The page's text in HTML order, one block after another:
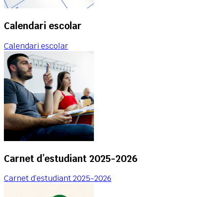
Calendari escolar
Calendari escolar
Carnet d’estudiant 2025-2026
Carnet d’estudiant 2025-2026